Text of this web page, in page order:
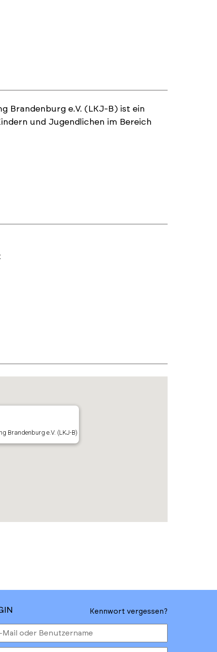
Brandenburg e.V. (LKJ-B) ist ein
und Jugendlichen im Bereich
Brandenburg e.V. (LKJ-B)
Kennwort vergessen?